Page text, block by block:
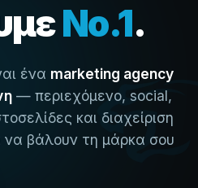
No.1.
ένα marketing agency
— περιεχόμενο, social,
και διαχείριση
να βάλουν τη μάρκα σου